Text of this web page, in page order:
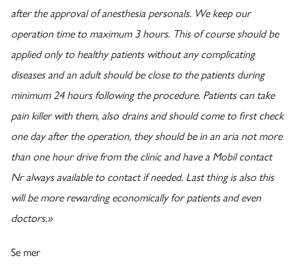
after the approval of anesthesia personals. We keep our
operation time to maximum 3 hours. This of course should be
applied only to healthy patients without any complicating
diseases and an adult should be close to the patients during
minimum 24 hours following the procedure. Patients can take
pain killer with them, also drains and should come to first check
one day after the operation, they should be in an aria not more
than one hour drive from the clinic and have a Mobil contact
Nr always available to contact if needed. Last thing is also this
will be more rewarding economically for patients and even
doctors.»
Se mer